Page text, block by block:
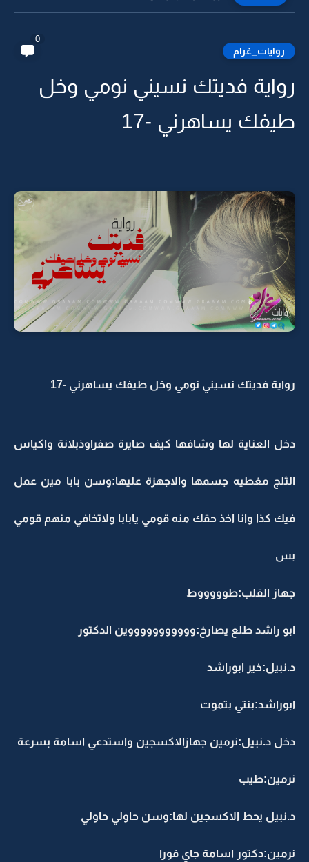
روايات_غرام
0
رواية فديتك نسيني نومي وخل
طيفك يساهرني -17
رواية فديتك نسيني نومي وخل طيفك يساهرني -17
دخل العناية لها وشافها كيف صايرة صفراوذبلانة واكياس
الثلج مغطيه جسمها والاجهزة عليها:وسن بابا مين عمل
فيك كذا وانا اخذ حقك منه قومي يابابا ولاتخافي منهم قومي
بس
جهاز القلب:طوووووط
ابو راشد طلع يصارخ:وووووووووووين الدكتور
د.نبيل:خير ابوراشد
ابوراشد:بنتي بتموت
دخل د.نبيل:نرمين جهازالاكسجين واستدعي اسامة بسرعة
نرمين:طيب
د.نبيل يحط الاكسجين لها:وسن حاولي حاولي
نرمين:دكتور اسامة جاي فورا